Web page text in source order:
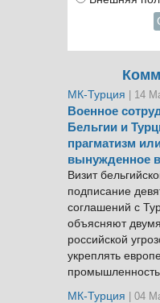
МК-Турция | 14
Военное
Бельгии и
прагматизм
вынужденное
Визит
подписание
соглашений с
объясняют
российской
укреплять
МК-Турция
| 04